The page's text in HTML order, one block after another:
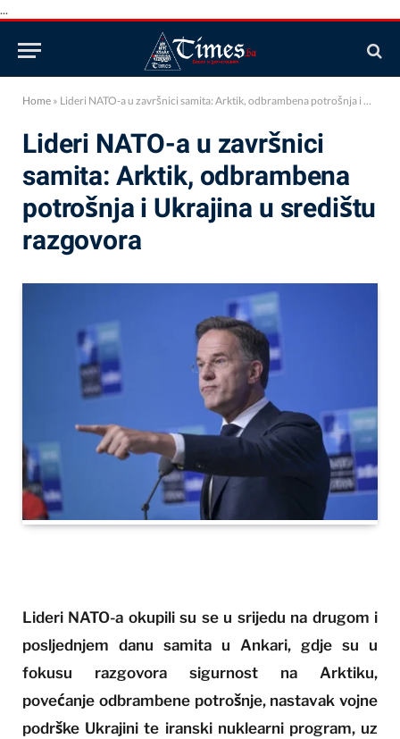
...
Home » Lideri NATO-a u završnici samita: Arktik, odbrambena potrošnja i Ukrajina u središtu razgovora
Lideri NATO-a u završnici
samita: Arktik, odbrambena
potrošnja i Ukrajina u središtu
razgovora
Lideri NATO-a okupili su se u srijedu na drugom i
posljednjem danu samita u Ankari, gdje su u
fokusu razgovora sigurnost na Arktiku,
povećanje odbrambene potrošnje, nastavak vojne
podrške Ukrajini te iranski nuklearni program, uz